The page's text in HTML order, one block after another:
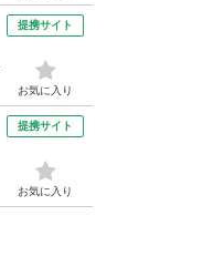
提携サイト
お気に入り
提携サイト
お気に入り